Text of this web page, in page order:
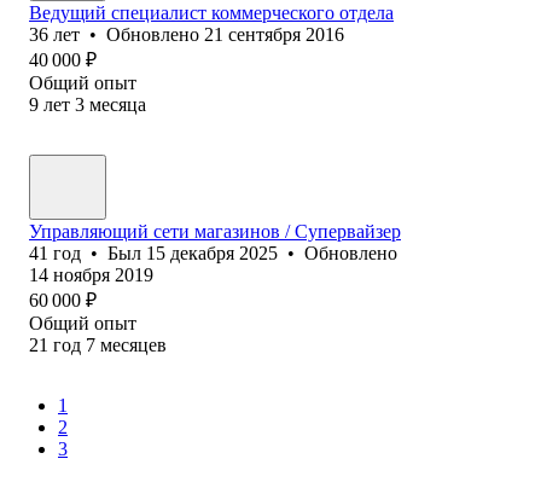
Ведущий специалист коммерческого отдела
36 лет • Обновлено 21 сентября 2016
40 000 ₽
Общий опыт
9 лет 3 месяца
Управляющий сети магазинов / Супервайзер
41 год • Был 15 декабря 2025 • Обновлено
14 ноября 2019
60 000 ₽
Общий опыт
21 год 7 месяцев
1
2
3